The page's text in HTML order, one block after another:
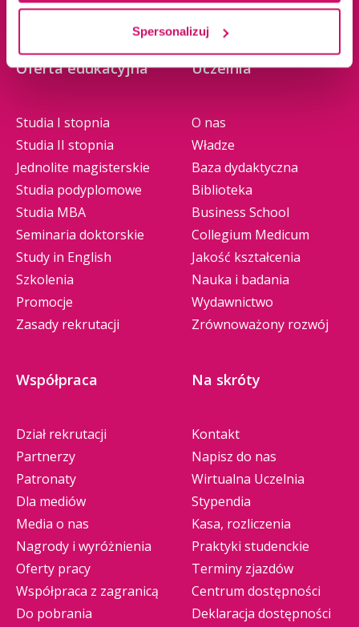
Spersonalizuj
Żywiec
Oferta edukacyjna
Studia I stopnia
Studia II stopnia
Jednolite magisterskie
Studia podyplomowe
Studia MBA
Seminaria doktorskie
Study in English
Szkolenia
Promocje
Zasady rekrutacji
Uczelnia
O nas
Władze
Baza dydaktyczna
Biblioteka
Business School
Collegium Medicum
Jakość kształcenia
Nauka i badania
Wydawnictwo
Zrównoważony rozwój
Współpraca
Dział rekrutacji
Partnerzy
Patronaty
Dla mediów
Media o nas
Nagrody i wyróżnienia
Oferty pracy
Współpraca z zagranicą
Do pobrania
Na skróty
Kontakt
Napisz do nas
Wirtualna Uczelnia
Stypendia
Kasa, rozliczenia
Praktyki studenckie
Terminy zjazdów
Centrum dostępności
Deklaracja dostępności